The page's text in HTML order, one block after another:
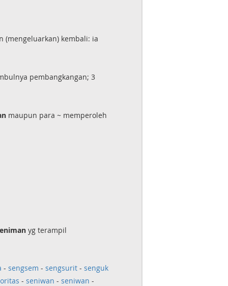
(mengeluarkan) kembali: ia
pembangkangan; 3
maupun para ~ memperoleh
yg terampil
- sengsem - sengsurit- senguk
- seniwan - seniwan -